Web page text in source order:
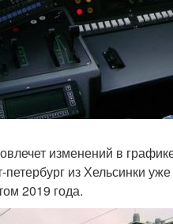
изменений в
из Хельсинки
2019 года.